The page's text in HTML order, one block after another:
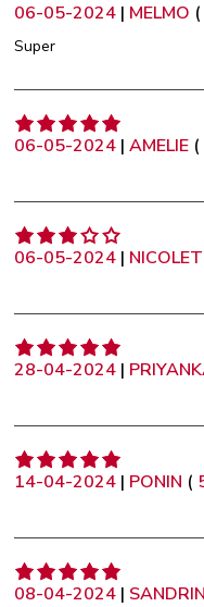
06-05-2024 | MELMO (
Super
06-05-2024 |AMELIE (
06-05-2024 |
28-04-2024 |
14-04-2024 | PONIN (
08-04-2024 |